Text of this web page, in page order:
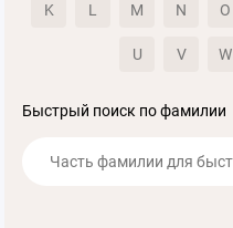
K L M N O
U V W
Быстрый поиск по фамилии